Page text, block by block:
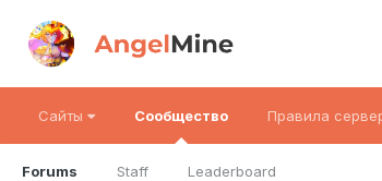
Сайты Сообщество
Forums Staff Leaderboard
Правила